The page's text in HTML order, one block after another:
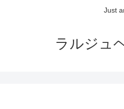
Just
ラルジュ